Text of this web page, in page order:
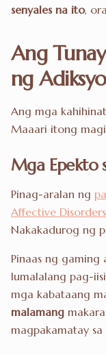
senyales na ito,
Ang
ng
Ang mga
Maaari itong
Mga Epekto
Pinag-aralan ng
Affective Disorders
Nakakadurog ng
Pinaas ng
lumalalang pag-
mga kabataang
malamang
magpakamatay